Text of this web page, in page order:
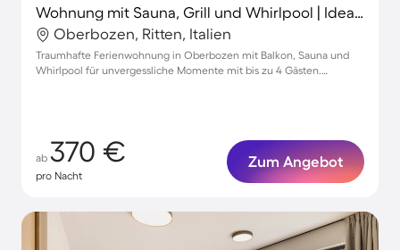
Wohnung mit Sauna, Grill und Whirlpool | Ideal für Homeoffice | Haustiere sind willkommen
Oberbozen, Ritten, Italien
Traumhafte Ferienwohnung in Oberbozen mit Balkon, Sauna und
Whirlpool für unvergessliche Momente mit bis zu 4 Gästen.
ab 370 €
pro Nacht
Zum Angebot